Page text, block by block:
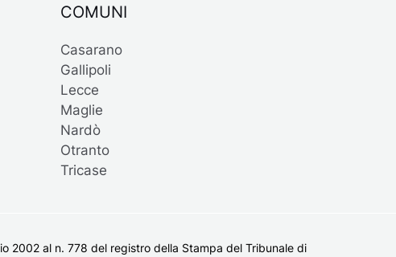
COMUNI
Casarano
Gallipoli
Lecce
Maglie
Nardò
Otranto
Tricase
2002 al n. 778 del registro della Stampa del Tribunale di